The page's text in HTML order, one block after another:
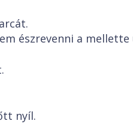
észrevenni a mellette
nyíl.